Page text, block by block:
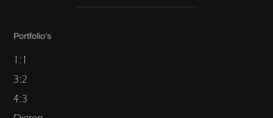
Portfolio’s
1:1
3:2
4:3